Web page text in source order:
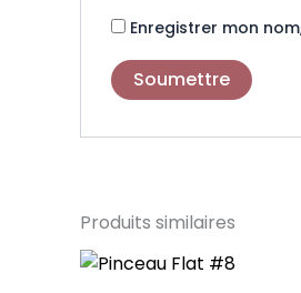
Enregistrer mon
Produits similaires